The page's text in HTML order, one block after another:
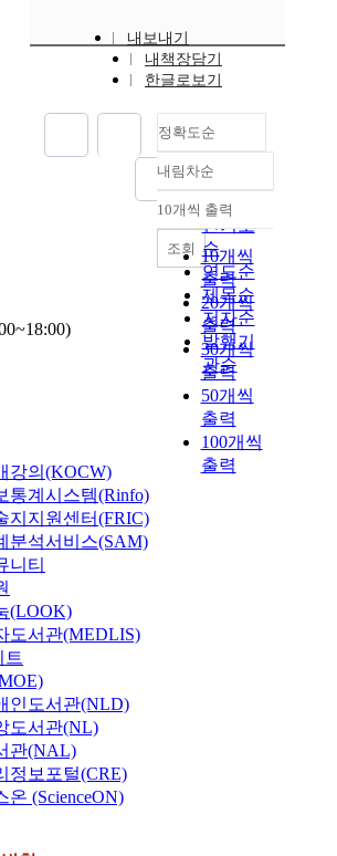
내보내기
내책장담기
한글로보기
정확도순
정확도
순
인기도
순
연도순
제목순
저자순
발행기
관순
내림차순
내림차순
10개씩 출력
10개씩
출력
20개씩
출력
30개씩
출력
50개씩
출력
100개씩
출력
조회
강의(KOCW)
통계시스템(Rinfo)
지지원센터(FRIC)
분석서비스(SAM)
니티
(LOOK)
도서관(MEDLIS)
트
인도서관(NLD)
도서관(NL)
관(NAL)
정보포털(CRE)
온 (ScienceON)